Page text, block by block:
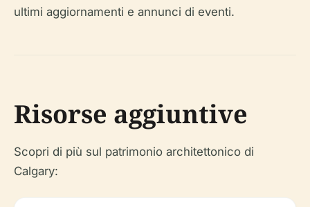
ultimi aggiornamenti e annunci di eventi.
Risorse aggiuntive
Scopri di più sul patrimonio architettonico di
Calgary: